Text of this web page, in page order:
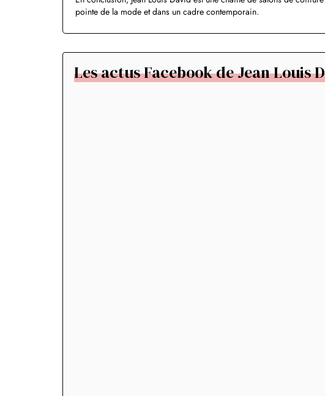
pointe de la mode et dans un cadre contemporain.
Les actus Facebook de Jean Louis